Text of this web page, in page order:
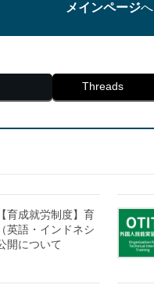
メインページへ
Threads
育成就労制度】育
英語・インドネシ
開について